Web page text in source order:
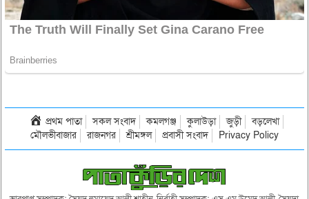
প্রথম পাতা সকল সংবাদ কমলগঞ্জ কুলাউড়া জুড়ী
বড়লেখা
মৌলভীবাজার
রাজনগর শ্রীমঙ্গল প্রবাসী সংবাদ Privacy Policy